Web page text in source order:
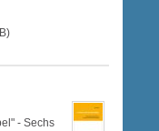
- Sechs